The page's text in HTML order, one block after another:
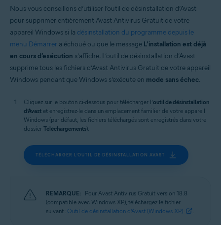
Nous vous conseillons d’utiliser l’outil de désinstallation d’Avast
pour supprimer entièrement Avast Antivirus Gratuit de votre
appareil Windows si la désinstallation du programme depuis le
menu Démarrer a échoué ou que le message L’installation est déjà
en cours d’exécution s’affiche. L’outil de désinstallation d’Avast
supprime tous les fichiers d’Avast Antivirus Gratuit de votre appareil
Windows pendant que Windows s’exécute en mode sans échec.
Cliquez sur le bouton ci-dessous pour télécharger l’outil de désinstallation
d’Avast et enregistrez-le dans un emplacement familier de votre appareil
Windows (par défaut, les fichiers téléchargés sont enregistrés dans votre
dossier Téléchargements).
TÉLÉCHARGER L’OUTIL DE DÉSINSTALLATION AVAST
REMARQUE:
Pour Avast Antivirus Gratuit version 18.8
(compatible avec Windows XP), téléchargez le fichier
suivant : Outil de désinstallation d’Avast (Windows XP) .